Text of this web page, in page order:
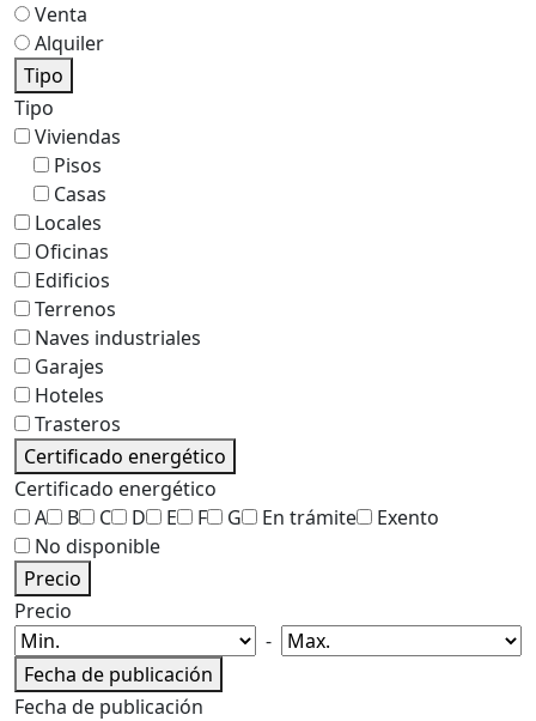
Venta
Alquiler
Tipo
Tipo
Viviendas
Pisos
Casas
Locales
Oficinas
Edificios
Terrenos
Naves industriales
Garajes
Hoteles
Trasteros
Certificado energético
Certificado energético
A
B C D E F G En trámite
Exento
No disponible
Precio
Precio
-
Fecha de publicación
Fecha de publicación